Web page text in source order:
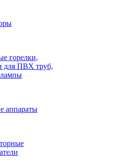
горелки,
для ПВХ труб,
аппараты